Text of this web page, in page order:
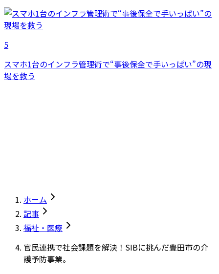
5
スマホ1台のインフラ管理術で“事後保全で手いっぱい”の現
場を救う
ホーム
記事
福祉・医療
官民連携で社会課題を解決！SIBに挑んだ豊田市の介
護予防事業。